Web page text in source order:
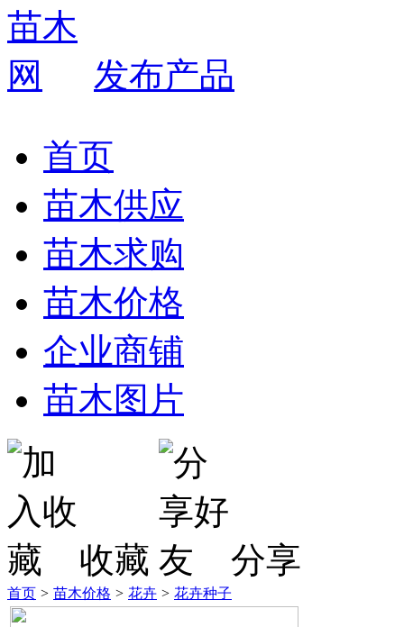
发布产品
首页
苗木供应
苗木求购
苗木价格
企业商铺
苗木图片
收藏 分享
首页 > 苗木价格 > 花卉 > 花卉种子